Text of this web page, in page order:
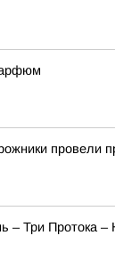
провели
– Три Протока